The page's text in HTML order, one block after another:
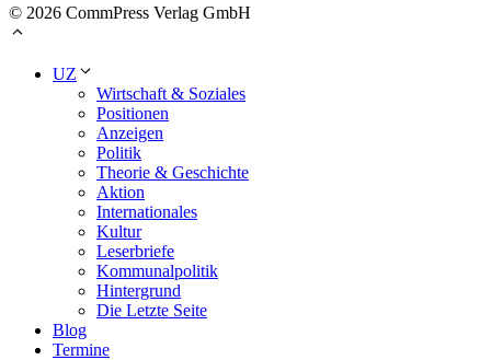
© 2026 CommPress Verlag GmbH
UZ
Wirtschaft & Soziales
Positionen
Anzeigen
Politik
Theorie & Geschichte
Aktion
Internationales
Kultur
Leserbriefe
Kommunalpolitik
Hintergrund
Die Letzte Seite
Blog
Termine